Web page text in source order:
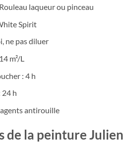
laqueur ou pinceau
Spirit
ne pas diluer
m²/L
: 4 h
24 h
antirouille
de la peinture Julien